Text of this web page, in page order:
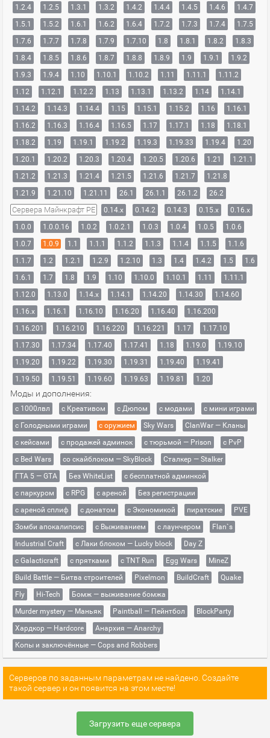
1.2.4
1.2.5 1.3.1 1.3.2 1.4.2 1.4.4 1.4.5 1.4.6
1.4.7
1.5.1
1.5.2 1.6.1 1.6.2 1.6.4 1.7.2 1.7.3 1.7.4
1.7.5
1.7.6
1.7.7 1.7.8 1.7.9 1.7.10 1.8 1.8.1 1.8.2
1.8.3
1.8.4
1.8.5 1.8.6 1.8.7 1.8.8 1.8.9 1.9 1.9.1
1.9.2
1.9.3
1.9.4 1.10 1.10.1 1.10.2 1.11 1.11.1
1.11.2
1.12
1.12.1 1.12.2 1.13 1.13.1 1.13.2 1.14
1.14.1
1.14.2
1.14.3 1.14.4 1.15 1.15.1 1.15.2 1.16
1.16.1
1.16.2
1.16.3 1.16.4 1.16.5 1.17 1.17.1 1.18
1.18.1
1.18.2
1.19 1.19.1 1.19.2 1.19.3 1.19.33 1.19.4
1.20
1.20.1
1.20.2 1.20.3 1.20.4 1.20.5 1.20.6 1.21
1.21.1
1.21.2
1.21.3 1.21.4 1.21.5 1.21.6 1.21.7
1.21.8
1.21.9
1.21.10 1.21.11 26.1 26.1.1 26.1.2 26.2
Сервера Майнкрафт PE 0.14.x 0.14.2 0.14.3 0.15.x
0.16.x
1.0.0
1.0.0.16 1.0.2 1.0.2.1 1.0.3 1.0.4 1.0.5
1.0.6
1.0.7
1.0.9 1.1 1.1.1 1.1.2 1.1.3 1.1.4 1.1.5
1.1.6
1.1.7
1.2 1.2.1 1.2.9 1.2.10 1.3 1.4 1.4.2 1.5
1.6
1.6.1
1.7 1.8 1.9 1.10 1.10.0 1.10.1 1.11
1.11.1
1.12.0
1.13.0 1.14.x 1.14.1 1.14.20 1.14.30
1.14.60
1.16.x
1.16.1 1.16.10 1.16.20 1.16.40
1.16.200
1.16.201
1.16.210 1.16.220 1.16.221 1.17
1.17.10
1.17.30
1.17.34 1.17.40 1.17.41 1.18 1.19.0
1.19.10
1.19.20
1.19.22 1.19.30 1.19.31 1.19.40
1.19.41
1.19.50
1.19.51 1.19.60 1.19.63 1.19.81 1.20
Моды и дополнения:
с 1000лвл c Креативом с Дюпом с модами
с мини играми
с Голодными играми
с оружием Sky Wars
ClanWar — Кланы
с кейсами
с продажей админок с тюрьмой — Prison
с PvP
с Bed Wars
со скайблоком — SkyBlock
Сталкер — Stalker
ГТА 5 — GTA
Без WhiteList
с бесплатной админкой
с паркуром
с RPG с ареной
Без регистрации
с ареной сплиф
с донатом с Экономикой пиратские
PVE
Зомби апокалипсис
с Выживанием с лаунчером
Flan`s
Industrial Craft
с Лаки блоком — Lucky block
Day Z
с Galacticraft
с прятками с TNT Run Egg Wars
MineZ
Build Battle — Битва строителей
Pixelmon BuildCraft
Quake
Fly
Hi-Tech
Бомж — выживание бомжа
Murder mystery — Маньяк
Paintball — Пейнтбол
BlockParty
Хардкор — Hardcore
Анархия — Anarchy
Копы и заключённые — Cops and Robbers
Серверов по заданным параметрам не найдено. Создайте
такой сервер и он появится на этом месте!
Загрузить еще сервера